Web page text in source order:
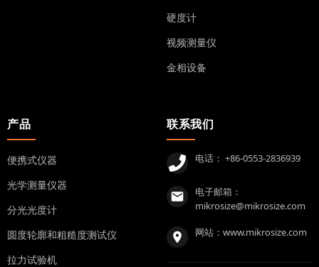
硬度计
视频测量仪
金相设备
产品
便携式仪器
光学测量仪器
分光光度计
圆度轮廓和粗糙度测试仪
拉力试验机
联系我们
电话： +86-0553-2836939
电子邮箱：
mikrosize@mikrosize.com
网站： www.mikrosize.com